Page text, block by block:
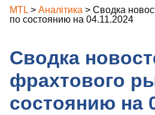
MTL > Аналітика > Сводка
по состоянию на 04.11.2024
Сводка
фрахтового
состоянию на